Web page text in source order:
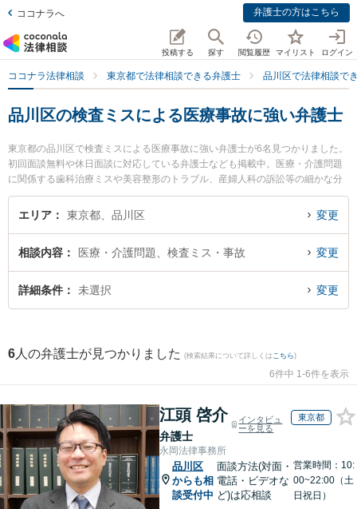
ココナラへ 弁護士の方はこちら
投稿する 探す 閲覧履歴 マイリスト ログイン
ココナラ法律相談 東京都で法律相談できる弁護士 品川区で法律相談で
品川区の検査ミスによる医療事故に強い弁護士
東京都の品川区で検査ミスによる医療事故に強い弁護士が6名見つかりました。
初回面談無料や休日面談に対応している弁護士なども掲載中。医療・介護問題
に関係する歯科治療ミスや美容整形のトラブル、産婦人科の訴訟等の細かな分
野での絞り込み検索もでき便利です。特に弁護士法人はれやか法律事務所の小
林 嵩弁護士や弁護士法人森川・中塚法律事務所 戸越銀座事務所の角田 紗弥香
スによる医療事故のトラブルを今すぐに弁護士に相談したい』『検査ミスによ
る医療事故のトラブル解決の実績豊富な近くの弁護士を検索したい』『初回相
談無料で検査ミスによる医療事故を法律相談できる品川区内の弁護士に相談予
エリア 東京都、品川区 変更
相談内容 医療・介護問題、検査ミス・事故 変更
詳細条件 未選択 変更
6 人の弁護士が見つかりました (検索結果について詳しくは こちら)
6件中 1-6件を表示
江頭 啓介
弁護士
インタビュ
ーを見る
東京都
永岡法律事務所
品川区
からも相
談受付中
面談方法(対面・
電話・ビデオな
ど)は応相談
営業時間：10:
00~22:00（土
日祝日）